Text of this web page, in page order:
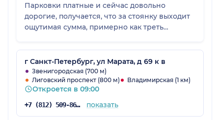
Парковки платные и сейчас довольно
дорогие, получается, что за стоянку выходит
ощутимая сумма, примерно как треть
г Санкт-Петербург, ул Марата, д 69 к в
Звенигородская (700 м)
Лиговский проспект (800 м)
Владимирская (1 км)
Откроется в 09:00
+7 (812) 509-86-03 показать